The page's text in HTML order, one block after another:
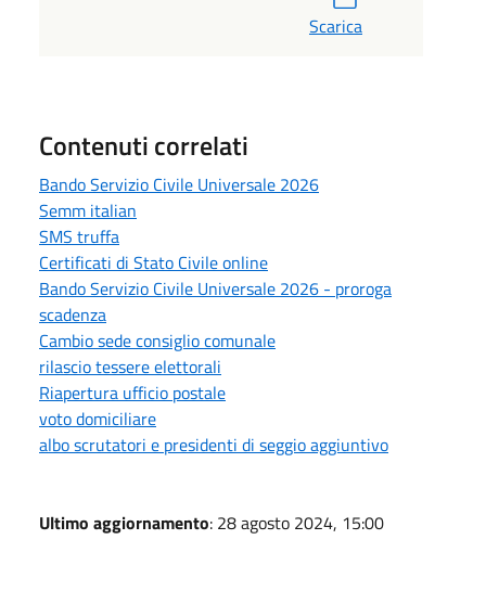
Scarica
Contenuti correlati
Bando Servizio Civile Universale 2026
Semm italian
SMS truffa
Certificati di Stato Civile online
Bando Servizio Civile Universale 2026 - proroga
scadenza
Cambio sede consiglio comunale
rilascio tessere elettorali
Riapertura ufficio postale
voto domiciliare
albo scrutatori e presidenti di seggio aggiuntivo
Ultimo aggiornamento: 28 agosto 2024, 15:00